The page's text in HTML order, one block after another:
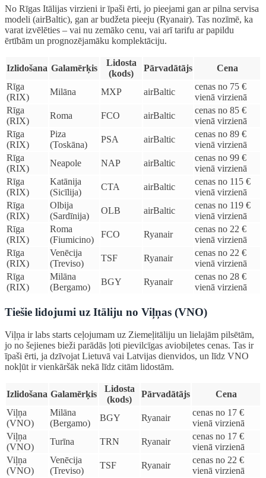
No Rīgas Itālijas virzieni ir īpaši ērti, jo pieejami gan ar pilna servisa
modeli (airBaltic), gan ar budžeta pieeju (Ryanair). Tas nozīmē, ka
varat izvēlēties – vai nu zemāko cenu, vai arī tarifu ar papildu
ērtībām un prognozējamāku komplektāciju.
Izlidošana Galamērķis
Lidosta
(kods)
Pārvadātājs
Cena
Rīga
(RIX)
Milāna MXP airBaltic
cenas no 75 €
vienā virzienā
Rīga
(RIX)
Roma FCO airBaltic
cenas no 85 €
vienā virzienā
Rīga
(RIX)
Piza
(Toskāna)
PSA airBaltic
cenas no 89 €
vienā virzienā
Rīga
(RIX)
Neapole NAP airBaltic
cenas no 99 €
vienā virzienā
Rīga
(RIX)
Katānija
(Sicīlija)
CTA airBaltic
cenas no 115 €
vienā virzienā
Rīga
(RIX)
Olbija
(Sardīnija)
OLB airBaltic
cenas no 119 €
vienā virzienā
Rīga
(RIX)
Roma
(Fiumicino)
FCO Ryanair
cenas no 22 €
vienā virzienā
Rīga
(RIX)
Venēcija
(Treviso)
TSF Ryanair
cenas no 22 €
vienā virzienā
Rīga
(RIX)
Milāna
(Bergamo)
BGY Ryanair
cenas no 28 €
vienā virzienā
Tiešie lidojumi uz Itāliju no Viļņas (VNO)
Viļņa ir labs starts ceļojumam uz Ziemeļitāliju un lielajām pilsētām,
jo no šejienes bieži parādās ļoti pievilcīgas aviobiļetes cenas. Tas ir
īpaši ērti, ja dzīvojat Lietuvā vai Latvijas dienvidos, un līdz VNO
nokļūt ir vienkāršāk nekā līdz citām lidostām.
Izlidošana Galamērķis
Lidosta
(kods)
Pārvadātājs
Cena
Viļņa
(VNO)
Milāna
(Bergamo)
BGY Ryanair
cenas no 17 €
vienā virzienā
Viļņa
(VNO)
Turīna TRN Ryanair
cenas no 17 €
vienā virzienā
Viļņa
(VNO)
Venēcija
(Treviso)
TSF Ryanair
cenas no 22 €
vienā virzienā